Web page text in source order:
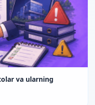
va ularning